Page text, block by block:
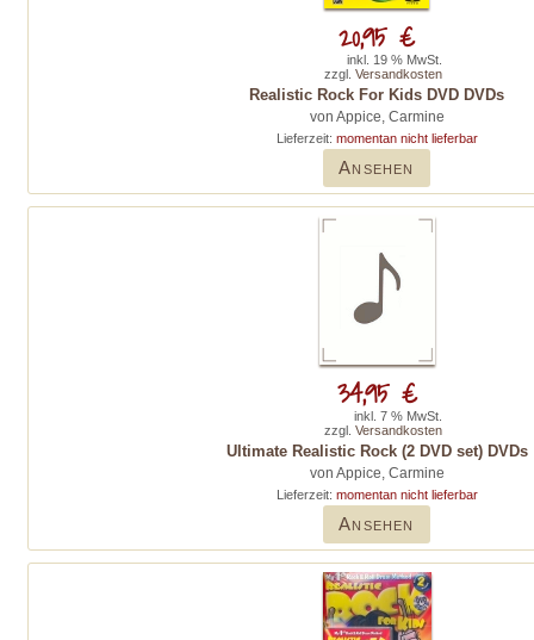
Realistic Rock For Kids DVD DVDs
von Appice, Carmine
Lieferzeit: momentan nicht lieferbar
Ansehen
20,95 €
inkl. 19 % MwSt.
zzgl. Versandkosten
Ultimate Realistic Rock (2 DVD set) DVDs
von Appice, Carmine
Lieferzeit: momentan nicht lieferbar
Ansehen
34,95 €
inkl. 7 % MwSt.
zzgl. Versandkosten